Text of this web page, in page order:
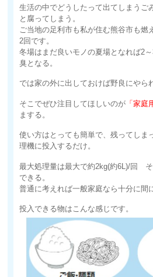
生活の中でどうしたって出てしまうご
と腐ってしまう。
ご当地の足利市も私が住む熊谷市も燃
2回です。
冬場はまだ良いモノの夏場となれば2
臭となる。
では家の外に出しておけば野良にやら
そこでぜひ注目してほしいのが 「家庭
まする。
使い方はとっても簡単で、残ってしま
理機に投入するだけ。
最大処理量は最大で約2kg(約6L)/回
できる。
普通に考えれば一般家庭なら十分に間
投入できる物はこんな感じです。